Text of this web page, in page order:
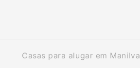
Casas para alugar em Manilva